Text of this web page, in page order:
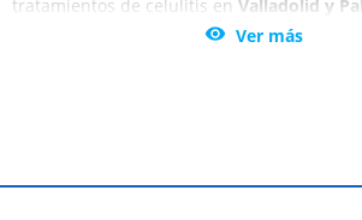
tratamientos de celulitis en Valladolid y
una vez por todas de la celulitis de tu
aprovechar estos alucinantes descuentos.
 Ver más